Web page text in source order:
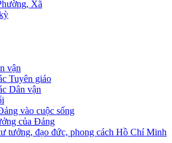
Xã
vận
Tuyên giáo
Dân vận
vào cuộc sống
của Đảng
tưởng, đạo đức, phong cách Hồ Chí Minh